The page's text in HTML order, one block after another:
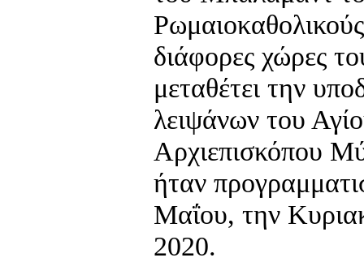
διάφορες χώρες
μεταθέτει την
λειψάνων του
Αρχιεπισκόπου
ήταν
Μαΐου, την
2020.